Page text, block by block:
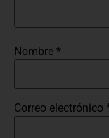
Nombre *
Correo electrónico